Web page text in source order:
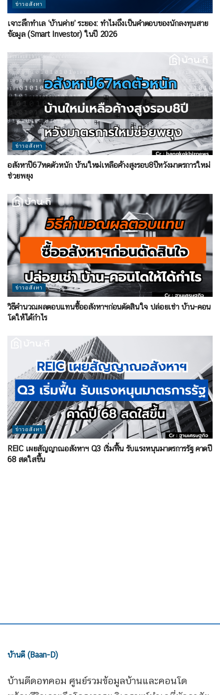
ข่าวอสังหา
เจาะลึกทำเล ‘บ้านค่าย’ ระยอง: ทำไมถึงเป็นคำตอบของนักลงทุนสาย
ข้อมูล (Smart Investor) ในปี 2026
ข่าวอสังหา
อสังหาปี67หดตัวหนัก บ้านใหม่เหลือค้างสูงรอบ8ปีหวังมาตรการใหม่
ช่วยพยุง
ข่าวอสังหา
วิธีคำนวณผลตอบแทนซื้ออสังหาฯก่อนตัดสินใจ ปล่อยเช่า บ้าน-คอน
โดให้ได้กำไร
ข่าวอสังหา
REIC เผยสัญญาณอสังหาฯ Q3 เริ่มฟื้น รับแรงหนุนมาตรการรัฐ คาดปี
68 สดใสขึ้น
บ้านดี (Baan-D)
บ้านดีดอทคอม ศูนย์รวมข้อมูลบ้านและคอนโด